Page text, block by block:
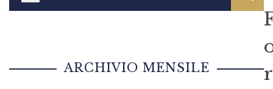
r
ARCHIVIO MENSILE